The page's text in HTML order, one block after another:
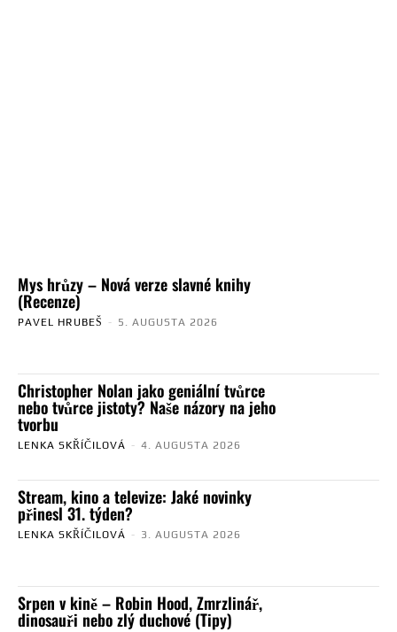
Mys hrůzy – Nová verze slavné knihy
(Recenze)
PAVEL HRUBEŠ - 5. AUGUSTA 2026
Christopher Nolan jako geniální tvůrce
nebo tvůrce jistoty? Naše názory na jeho
tvorbu
LENKA SKŘÍČILOVÁ - 4. AUGUSTA 2026
Stream, kino a televize: Jaké novinky
přinesl 31. týden?
LENKA SKŘÍČILOVÁ - 3. AUGUSTA 2026
Srpen v kině – Robin Hood, Zmrzlinář,
dinosauři nebo zlý duchové (Tipy)